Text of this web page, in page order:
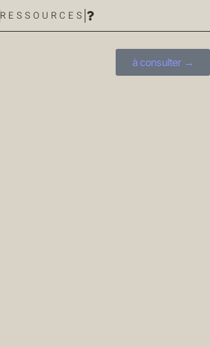
RESSOURCES
à consulter →